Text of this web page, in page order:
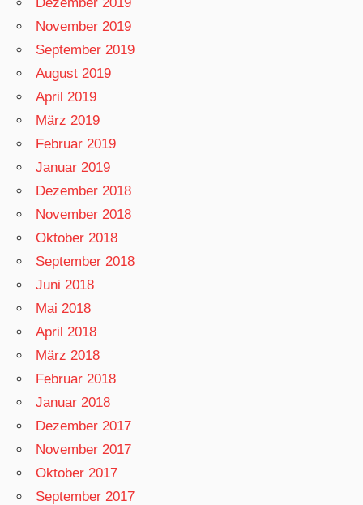
November 2019
September 2019
August 2019
April 2019
März 2019
Februar 2019
Januar 2019
Dezember 2018
November 2018
Oktober 2018
September 2018
Juni 2018
Mai 2018
April 2018
März 2018
Februar 2018
Januar 2018
Dezember 2017
November 2017
Oktober 2017
September 2017